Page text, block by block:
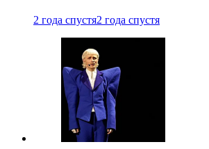
2 года спустя2 года спустя